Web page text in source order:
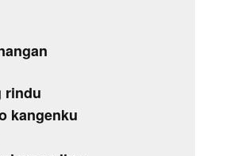
rindu
kangenku